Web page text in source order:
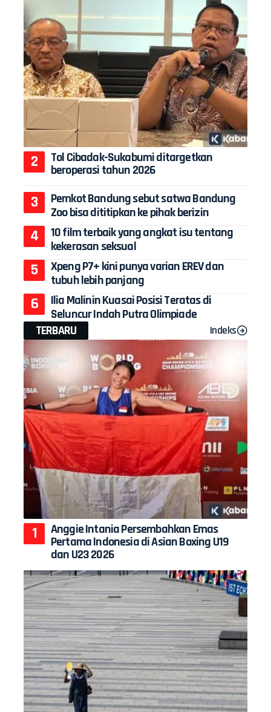
Tol Cibadak-Sukabumi ditargetkan
beroperasi tahun 2026
Pemkot Bandung sebut satwa Bandung
Zoo bisa dititipkan ke pihak berizin
10 film terbaik yang angkat isu tentang
kekerasan seksual
Xpeng P7+ kini punya varian EREV dan
tubuh lebih panjang
Ilia Malinin Kuasai Posisi Teratas di
Seluncur Indah Putra Olimpiade
TERBARU
Indeks
Anggie Intania Persembahkan Emas
Pertama Indonesia di Asian Boxing U19
dan U23 2026